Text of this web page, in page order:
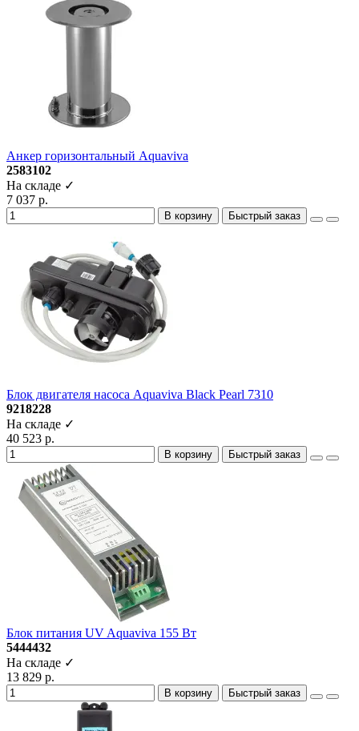
Анкер горизонтальный Aquaviva
2583102
На складе ✓
7 037 р.
В корзину Быстрый заказ
Блок двигателя насоса Aquaviva Black Pearl 7310
9218228
На складе ✓
40 523 р.
В корзину Быстрый заказ
Блок питания UV Aquaviva 155 Вт
5444432
На складе ✓
13 829 р.
В корзину Быстрый заказ